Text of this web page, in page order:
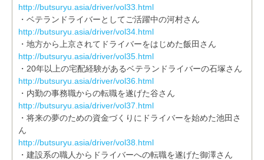
http://butsuryu.asia/driver/vol33.html
・ベテランドライバーとしてご活躍中の河村さん
http://butsuryu.asia/driver/vol34.html
・地方から上京されてドライバーをはじめた飯田さん
http://butsuryu.asia/driver/vol35.html
・20年以上の宅配経験があるベテランドライバーの石塚さん
http://butsuryu.asia/driver/vol36.html
・内勤の事務職からの転職を遂げた谷さん
http://butsuryu.asia/driver/vol37.html
・将来の夢のための資金づくりにドライバーを始めた池田さ
ん
http://butsuryu.asia/driver/vol38.html
・建設系の職人からドライバーへの転職を遂げた御澤さん